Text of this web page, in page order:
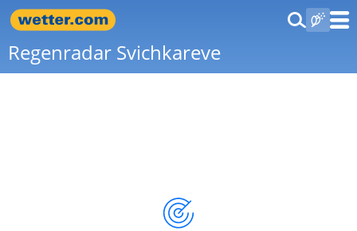
Regenradar Svichkareve